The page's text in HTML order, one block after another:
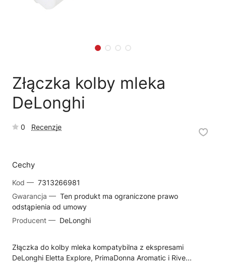
Złączka kolby mleka
DeLonghi
0 Recenzje
Cechy
Kod — 7313266981
Gwarancja — Ten produkt ma ograniczone prawo
odstąpienia od umowy
Producent — DeLonghi
Złączka do kolby mleka kompatybilna z ekspresami
DeLonghi Eletta Explore, PrimaDonna Aromatic i Rive...